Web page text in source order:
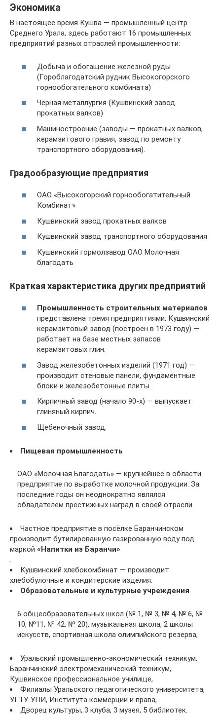
Экономика
В настоящее время Кушва — промышленный центр
Среднего Урала, здесь работают 16 промышленных
предприятий разных отраслей промышленности:
Добыча и обогащение железной руды
(Гороблагодатский рудник Высокогорского
горнообогательного комбината)
Чёрная металлургия (Кушвинский завод
прокатных валков)
Машиностроение (заводы — прокатных валков,
керамзитового гравия, завод по ремонту
транспортного оборудования).
Градообразующие предприятия
ОАО «Высокогорский горнообогатительный
Комбинат»
Кушвинский завод прокатных валков
Кушвинский завод транспортного оборудования
Кушвинский гормолзавод ОАО Молочная
благодать
Краткая характеристика других предприятий
Промышленность строительных материалов
представлена тремя предприятиями: Кушвинский
керамзитовый завод (построен в 1973 году) —
работает на базе местных запасов
керамзитовых глин.
Завод железобетонных изделий (1971 год) —
производит стеновые панели, фундаментные
блоки и железобетонные плиты.
Кирпичный завод (начало 90-х) — выпускает
глиняный кирпич.
Щебеночный завод.
Пищевая промышленность
ОАО «Молочная Благодать» — крупнейшее в области
предприятие по выработке молочной продукции. За
последние годы он неоднократно являлся
обладателем престижных наград в своей отрасли.
Частное предприятие в посёлке Баранчинском
производит бутилированную газированную воду под
маркой «Напитки из Баранчи»
.
Кушвинский хлебокомбинат — производит
хлебобулочные и кондитерские изделия.
Образовательные и культурные учреждения
6 общеобразовательных школ (№ 1, № 3, № 4, № 6, №
10, №11, № 42, № 20), музыкальная школа, 2 школы
искусств, спортивная школа олимпийского резерва,
Уральский промышленно-экономический техникум,
Баранчинский электромеханический техникум,
Кушвинское профессиональное училище,
Филиалы Уральского педагогического университета,
УГТУ-УПИ, Института коммерции и права,
Дворец культуры, 3 клуба, 3 музея, 5 библиотек.